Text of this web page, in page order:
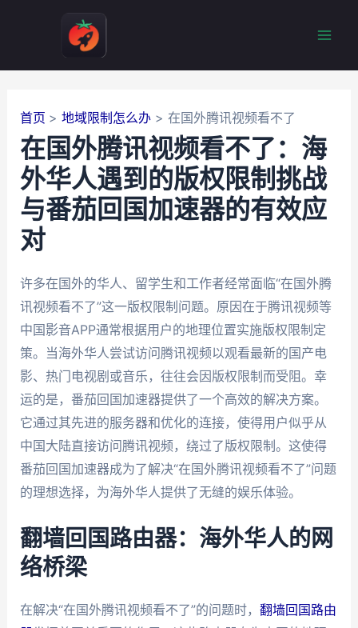
首页 地域限制怎么办 在国外腾讯视频看不了
在国外腾讯视频看不了：海
外华人遇到的版权限制挑战
与番茄回国加速器的有效应
对
许多在国外的华人、留学生和工作者经常面临“在国外腾
讯视频看不了”这一版权限制问题。原因在于腾讯视频等
中国影音APP通常根据用户的地理位置实施版权限制定
策。当海外华人尝试访问腾讯视频以观看最新的国产电
影、热门电视剧或音乐，往往会因版权限制而受阻。幸
运的是，番茄回国加速器提供了一个高效的解决方案。
它通过其先进的服务器和优化的连接，使得用户似乎从
中国大陆直接访问腾讯视频，绕过了版权限制。这使得
番茄回国加速器成为了解决“在国外腾讯视频看不了”问题
的理想选择，为海外华人提供了无缝的娱乐体验。
翻墙回国路由器：海外华人的网
络桥梁
在解决“在国外腾讯视频看不了”的问题时， 翻墙回国路由